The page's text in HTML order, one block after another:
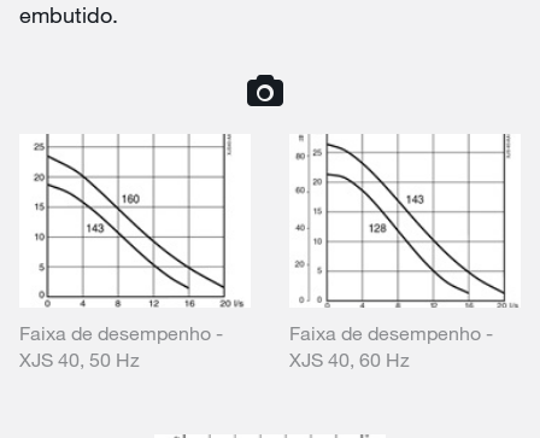
embutido.
Faixa de desempenho -
XJS 40, 50 Hz
Faixa de desempenho -
XJS 40, 60 Hz